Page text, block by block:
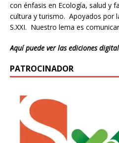
con énfasis en Ecología, salud y
cultura y turismo. Apoyados por
S.XXI. Nuestro lema es
Aquí puede ver las ediciones
PATROCINADOR